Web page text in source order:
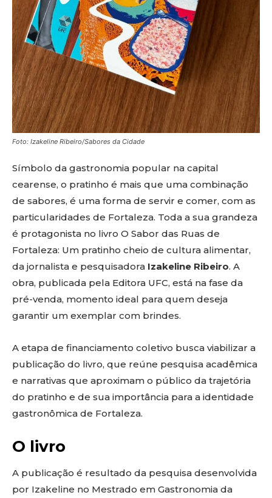
Foto: Izakeline Ribeiro/Sabores da Cidade
Símbolo da gastronomia popular na capital
cearense, o pratinho é mais que uma combinação
de sabores, é uma forma de servir e comer, com as
particularidades de Fortaleza. Toda a sua grandeza
é protagonista no livro O Sabor das Ruas de
Fortaleza: Um pratinho cheio de cultura alimentar,
da jornalista e pesquisadora Izakeline Ribeiro. A
obra, publicada pela Editora UFC, está na fase da
pré-venda, momento ideal para quem deseja
garantir um exemplar com brindes.
A etapa de financiamento coletivo busca viabilizar a
publicação do livro, que reúne pesquisa acadêmica
e narrativas que aproximam o público da trajetória
do pratinho e de sua importância para a identidade
gastronômica de Fortaleza.
O livro
A publicação é resultado da pesquisa desenvolvida
por Izakeline no Mestrado em Gastronomia da